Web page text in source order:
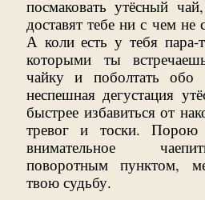
посмаковать утёсный
доставят тебе ни с чем не
А коли есть у тебя пара-
которыми ты
чайку и поболтать обо
неспешная дегустация
быстрее избавиться от
тревог и тоски.
внимательное
поворотным пунктом,
твою судьбу.